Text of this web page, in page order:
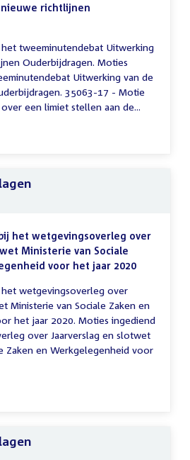
richtlijnen
tweeminutendebat Uitwerking
Ouderbijdragen. Moties
Uitwerking van de
35063-17 - Motie
een limiet stellen aan de...
het wetgevingsoverleg over
Ministerie van Sociale
voor het jaar 2020
wetgevingsoverleg over
Ministerie van Sociale Zaken en
het jaar 2020. Moties ingediend
over Jaarverslag en slotwet
Zaken en Werkgelegenheid voor